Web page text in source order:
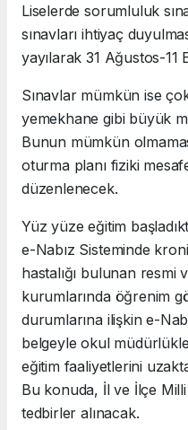
Liselerde sorumluluk
sınavları ihtiyaç
yayılarak 31 Ağustos-11
Sınavlar mümkün ise
yemekhane gibi büyük
Bunun mümkün
oturma planı fiziki
düzenlenecek.
Yüz yüze eğitim
e-Nabız Sisteminde
hastalığı bulunan resmi
kurumlarında öğrenim
durumlarına ilişkin e-
belgeyle okul
eğitim faaliyetlerini
Bu konuda, İl ve İlçe
tedbirler alınacak.